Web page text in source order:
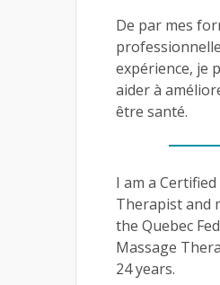
De par mes
expérience, je
aider à
être santé.
I am a
Therapist and
the Quebec
Massage
24 years.